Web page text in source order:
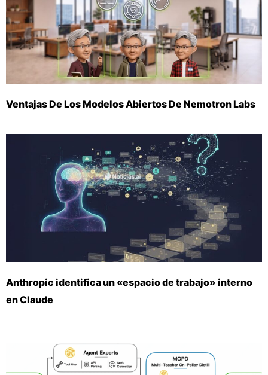
Ventajas De Los Modelos Abiertos De Nemotron Labs
Anthropic identifica un «espacio de trabajo» interno
en Claude